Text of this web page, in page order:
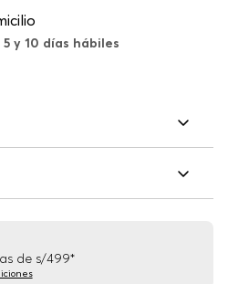
y 10 días hábiles
de s/499*